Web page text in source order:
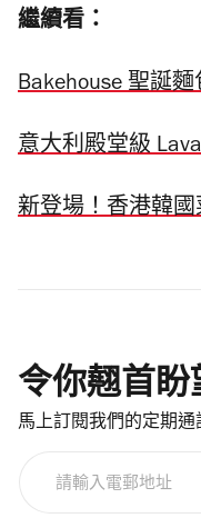
繼續看：
Bakehouse 聖誕
意大利殿堂級
新登場！香港韓國
令你翹首盼
馬上訂閱我們的定期